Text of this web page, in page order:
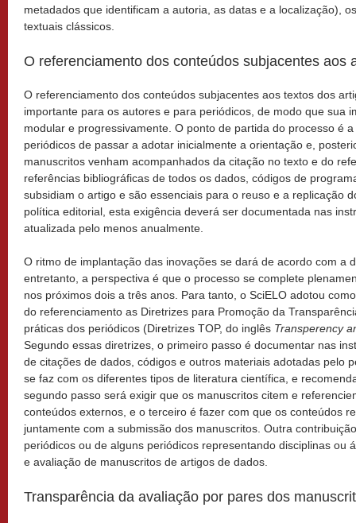
metadados que identificam a autoria, as datas e a localização),
textuais clássicos.
O referenciamento dos conteúdos subjacentes aos
O referenciamento dos conteúdos subjacentes aos textos dos
importante para os autores e para periódicos, de modo que sua
modular e progressivamente. O ponto de partida do processo é
periódicos de passar a adotar inicialmente a orientação e,
manuscritos venham acompanhados da citação no texto e do
referências bibliográficas de todos os dados, códigos de
subsidiam o artigo e são essenciais para o reuso e a replicação
política editorial, esta exigência deverá ser documentada nas
atualizada pelo menos anualmente.
O ritmo de implantação das inovações se dará de acordo com a
entretanto, a perspectiva é que o processo se complete
nos próximos dois a três anos. Para tanto, o SciELO adotou
do referenciamento as Diretrizes para Promoção da
práticas dos periódicos (Diretrizes TOP, do inglês Transperency
Segundo essas diretrizes, o primeiro passo é documentar nas
de citações de dados, códigos e outros materiais adotadas pelo
se faz com os diferentes tipos de literatura científica, e
segundo passo será exigir que os manuscritos citem e
conteúdos externos, e o terceiro é fazer com que os conteúdos
juntamente com a submissão dos manuscritos. Outra
periódicos ou de alguns periódicos representando disciplinas ou
e avaliação de manuscritos de artigos de dados.
Transparência da avaliação por pares dos